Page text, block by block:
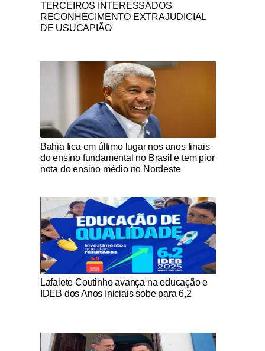
TERCEIROS INTERESSADOS
RECONHECIMENTO EXTRAJUDICIAL
DE USUCAPIÃO
Notícias Católicas
Bahia fica em último lugar nos anos finais
do ensino fundamental no Brasil e tem pior
nota do ensino médio no Nordeste
Notícias Católicas
Lafaiete Coutinho avança na educação e
IDEB dos Anos Iniciais sobe para 6,2